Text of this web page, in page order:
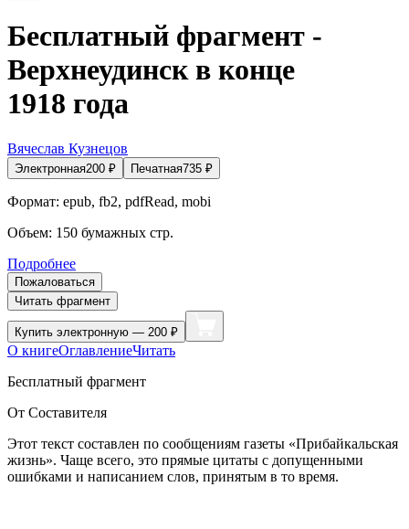
Бесплатный фрагмент -
Верхнеудинск в конце
1918 года
Вячеслав Кузнецов
Электронная200 ₽ Печатная735 ₽
Формат: epub, fb2, pdfRead, mobi
Объем: 150 бумажных стр.
Подробнее
Пожаловаться
Читать фрагмент
Купить электронную — 200 ₽
О книгеОглавлениеЧитать
Бесплатный фрагмент
От Составителя
Этот текст составлен по сообщениям газеты «Прибайкальская
жизнь». Чаще всего, это прямые цитаты с допущенными
ошибками и написанием слов, принятым в то время.